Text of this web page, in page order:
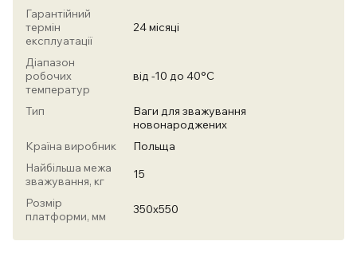
Гарантійний
термін
експлуатації
24 місяці
Діапазон
робочих
температур
від -10 до 40°С
Тип
Ваги для зважування
новонароджених
Країна виробник
Польща
Найбільша межа
зважування, кг
15
Розмір
платформи, мм
350х550